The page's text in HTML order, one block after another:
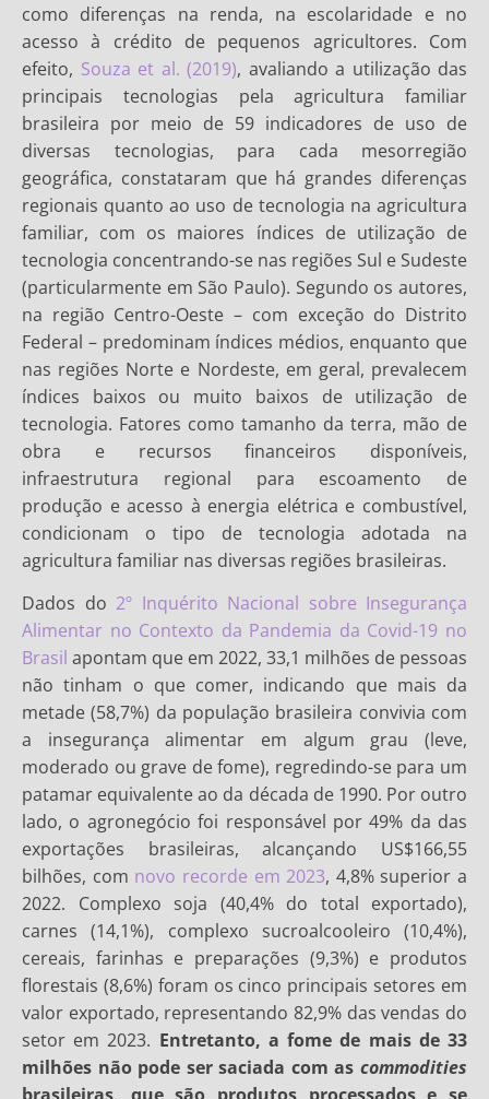
como diferenças na renda, na escolaridade e no
acesso à crédito de pequenos agricultores. Com
efeito, Souza et al. (2019), avaliando a utilização das
principais tecnologias pela agricultura familiar
brasileira por meio de 59 indicadores de uso de
diversas tecnologias, para cada mesorregião
geográfica, constataram que há grandes diferenças
regionais quanto ao uso de tecnologia na agricultura
familiar, com os maiores índices de utilização de
tecnologia concentrando-se nas regiões Sul e Sudeste
(particularmente em São Paulo). Segundo os autores,
na região Centro-Oeste – com exceção do Distrito
Federal – predominam índices médios, enquanto que
nas regiões Norte e Nordeste, em geral, prevalecem
índices baixos ou muito baixos de utilização de
tecnologia. Fatores como tamanho da terra, mão de
obra e recursos financeiros disponíveis,
infraestrutura regional para escoamento de
produção e acesso à energia elétrica e combustível,
condicionam o tipo de tecnologia adotada na
agricultura familiar nas diversas regiões brasileiras.
Dados do 2º Inquérito Nacional sobre Insegurança
Alimentar no Contexto da Pandemia da Covid-19 no
Brasil apontam que em 2022, 33,1 milhões de pessoas
não tinham o que comer, indicando que mais da
metade (58,7%) da população brasileira convivia com
a insegurança alimentar em algum grau (leve,
moderado ou grave de fome), regredindo-se para um
patamar equivalente ao da década de 1990. Por outro
lado, o agronegócio foi responsável por 49% da das
exportações brasileiras, alcançando US$166,55
bilhões, com novo recorde em 2023, 4,8% superior a
2022. Complexo soja (40,4% do total exportado),
carnes (14,1%), complexo sucroalcooleiro (10,4%),
cereais, farinhas e preparações (9,3%) e produtos
florestais (8,6%) foram os cinco principais setores em
valor exportado, representando 82,9% das vendas do
setor em 2023. Entretanto, a fome de mais de 33
milhões não pode ser saciada com as commodities